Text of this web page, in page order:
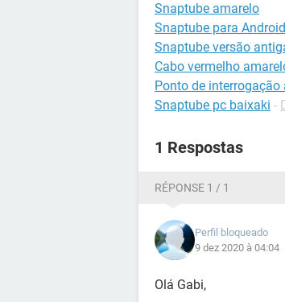
Snaptube amarelo
Snaptube para Android
Snaptube versão
Cabo vermelho
Ponto de interrogação
Snaptube pc baixaki -
1 Respostas
RÉPONSE 1 / 1
Perfil bloqueado
9 dez 2020 à 04:04
Olá Gabi,